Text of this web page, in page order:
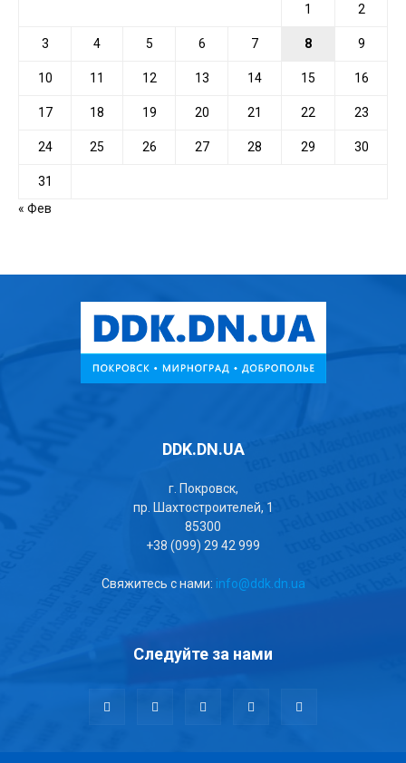
1 2
3 4 5 6 7 8 9
10 11 12 13 14 15 16
17 18 19 20 21 22 23
24 25 26 27 28 29 30
31
« Фев
DDK.DN.UA
г. Покровск,
пр. Шахтостроителей, 1
85300
+38 (099) 29 42 999
Свяжитесь с нами: info@ddk.dn.ua
Следуйте за нами